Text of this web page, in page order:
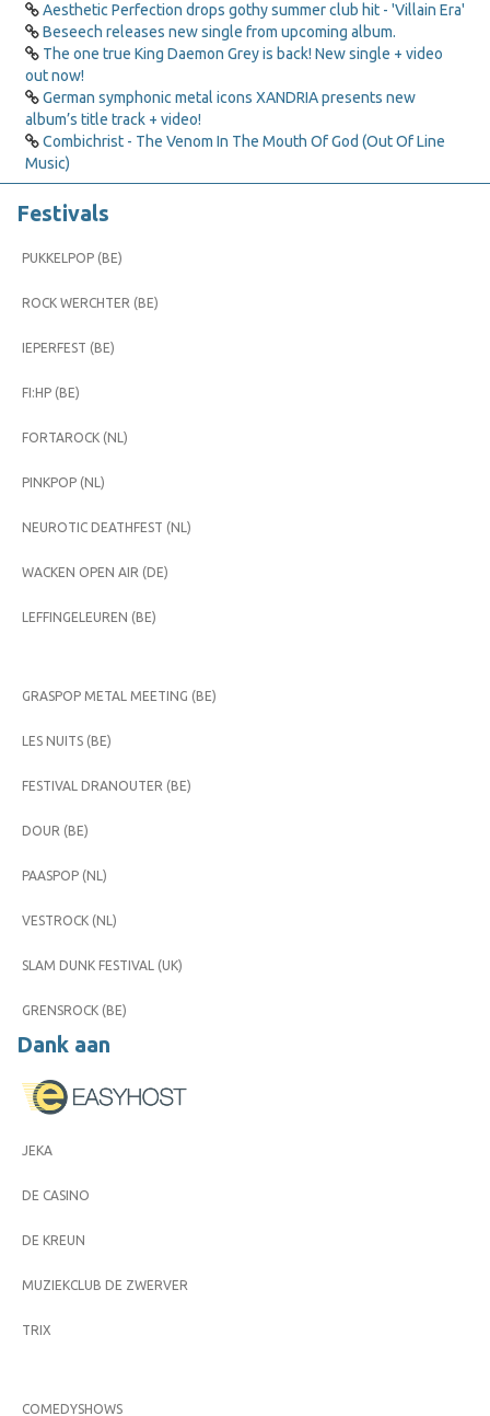
Aesthetic Perfection drops gothy summer club hit - 'Villain Era'
Beseech releases new single from upcoming album.
The one true King Daemon Grey is back! New single + video
out now!
German symphonic metal icons XANDRIA presents new
album’s title track + video!
Combichrist - The Venom In The Mouth Of God (Out Of Line
Music)
Festivals
PUKKELPOP (BE)
ROCK WERCHTER (BE)
IEPERFEST (BE)
FI:HP (BE)
FORTAROCK (NL)
PINKPOP (NL)
NEUROTIC DEATHFEST (NL)
WACKEN OPEN AIR (DE)
LEFFINGELEUREN (BE)
GRASPOP METAL MEETING (BE)
LES NUITS (BE)
FESTIVAL DRANOUTER (BE)
DOUR (BE)
PAASPOP (NL)
VESTROCK (NL)
SLAM DUNK FESTIVAL (UK)
GRENSROCK (BE)
Dank aan
JEKA
DE CASINO
DE KREUN
MUZIEKCLUB DE ZWERVER
TRIX
COMEDYSHOWS